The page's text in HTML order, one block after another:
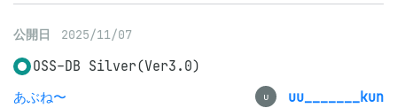
公開日 2025/11/07
OSS-DB Silver(Ver3.0)
あぶね〜
u uu_______kun